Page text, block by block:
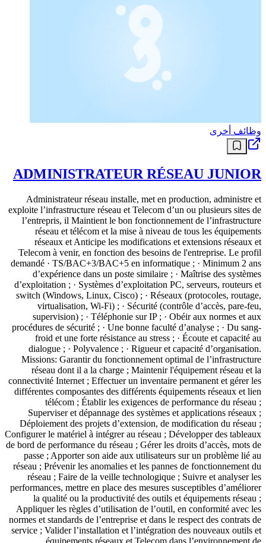
وظائف أخرى
ADMINISTRATEUR RÉSEAU JUNIOR
Administrateur réseau installe, met en production, administre et
exploite l’infrastructure réseau et Telecom d’un ou plusieurs sites de
l’entrepris, il Maintient le bon fonctionnement de l’infrastructure
réseau et télécom et la mise à niveau de tous les équipements
réseaux et Anticipe les modifications et extensions réseaux et
Telecom à venir, en fonction des besoins de l'entreprise. Le profil
demandé · TS/BAC+3/BAC+5 en informatique ; · Minimum 2 ans
d’expérience dans un poste similaire ; · Maîtrise des systèmes
d’exploitation ; · Systèmes d’exploitation PC, serveurs, routeurs et
switch (Windows, Linux, Cisco) ; · Réseaux (protocoles, routage,
virtualisation, Wi-Fi) ; · Sécurité (contrôle d’accès, pare-feu,
supervision) ; · Téléphonie sur IP ; · Obéir aux normes et aux
procédures de sécurité ; · Une bonne faculté d’analyse ; · Du sang-
froid et une forte résistance au stress ; · Écoute et capacité au
dialogue ; · Polyvalence ; · Rigueur et capacité d’organisation.
Missions: Garantir du fonctionnement optimal de l’infrastructure
réseau dont il a la charge ; Maintenir l'équipement réseau et la
connectivité Internet ; Effectuer un inventaire permanent et gérer les
différentes composantes des différents équipements réseaux et lien
télécom ; Établir les exigences de performance du réseau ;
Superviser et dépannage des systèmes et applications réseaux ;
Déploiement des projets d’extension, de modification du réseau ;
Configurer le matériel à intégrer au réseau ; Développer des tableaux
de bord de performance du réseau ; Gérer les droits d’accès, mots de
passe ; Apporter son aide aux utilisateurs sur un problème lié au
réseau ; Prévenir les anomalies et les pannes de fonctionnement du
réseau ; Faire de la veille technologique ; Suivre et analyser les
performances, mettre en place des mesures susceptibles d’améliorer
la qualité ou la productivité des outils et équipements réseau ;
Appliquer les règles d’utilisation de l’outil, en conformité avec les
normes et standards de l’entreprise et dans le respect des contrats de
service ; Valider l’installation et l’intégration des nouveaux outils et
équipements réseaux et Telecom dans l’environnement de